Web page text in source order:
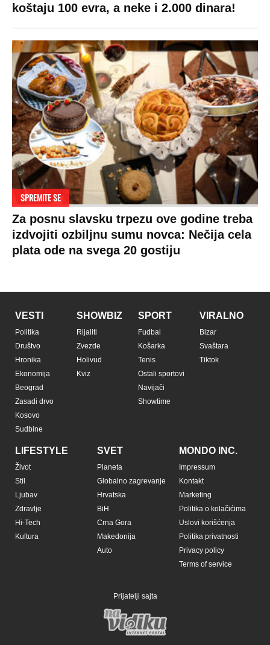
koštaju 100 evra, a neke i 2.000 dinara!
SPREMITE SE
Za posnu slavsku trpezu ove godine treba
izdvojiti ozbiljnu sumu novca: Nečija cela
plata ode na svega 20 gostiju
VESTI
Politika
Društvo
Hronika
Ekonomija
Beograd
Zasadi drvo
Kosovo
Sudbine
SHOWBIZ
Rijaliti
Zvezde
Holivud
Kviz
SPORT
Fudbal
Košarka
Tenis
Ostali sportovi
Navijači
Showtime
VIRALNO
Bizar
Svaštara
Tiktok
LIFESTYLE
Život
Stil
Ljubav
Zdravlje
Hi-Tech
Kultura
SVET
Planeta
Globalno zagrevanje
Hrvatska
BiH
Crna Gora
Makedonija
Auto
MONDO INC.
Impressum
Kontakt
Marketing
Politika o kolačićima
Uslovi korišćenja
Politika privatnosti
Privacy policy
Terms of service
Prijatelji sajta